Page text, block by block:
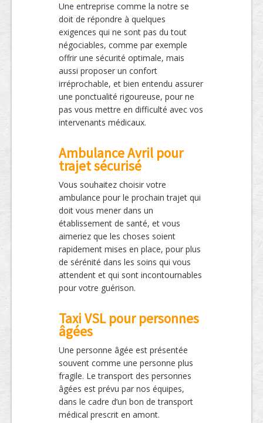
Une entreprise comme la notre se
doit de répondre à quelques
exigences qui ne sont pas du tout
négociables, comme par exemple
offrir une sécurité optimale, mais
aussi proposer un confort
irréprochable, et bien entendu assurer
une ponctualité rigoureuse, pour ne
pas vous mettre en difficulté avec vos
intervenants médicaux.
Ambulance Avril pour
trajet sécurisé
Vous souhaitez choisir votre
ambulance pour le prochain trajet qui
doit vous mener dans un
établissement de santé, et vous
aimeriez que les choses soient
rapidement mises en place, pour plus
de sérénité dans les soins qui vous
attendent et qui sont incontournables
pour votre guérison.
Taxi VSL pour personnes
âgées
Une personne âgée est présentée
souvent comme une personne plus
fragile. Le transport des personnes
âgées est prévu par nos équipes,
dans le cadre d’un bon de transport
médical prescrit en amont.